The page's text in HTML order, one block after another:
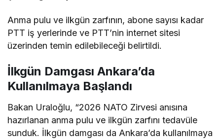
Anma pulu ve ilkgün zarfının, abone sayısı kadar
PTT iş yerlerinde ve PTT’nin internet sitesi
üzerinden temin edilebileceği belirtildi.
İlkgün Damgası Ankara’da
Kullanılmaya Başlandı
Bakan Uraloğlu, “2026 NATO Zirvesi anısına
hazırlanan anma pulu ve ilkgün zarfını tedavüle
sunduk. İlkgün damgası da Ankara’da kullanılmaya